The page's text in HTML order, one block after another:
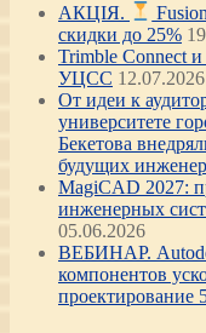
АКЦІЯ.
скидки до 25%
Trimble Connect
УЦСС 12.07.2026
От идеи к
университете
Бекетова
будущих
MagiCAD 2027:
инженерных
05.06.2026
ВЕБИНАР.
компонентов
проектирование